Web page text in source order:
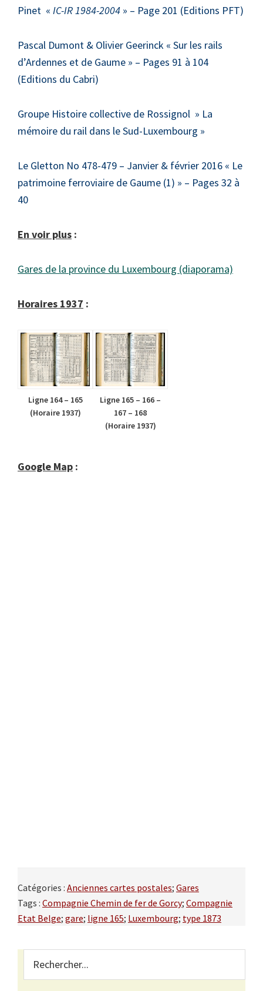
Pinet « IC-IR 1984-2004 » – Page 201 (Editions PFT)
Pascal Dumont & Olivier Geerinck « Sur les rails
d’Ardennes et de Gaume » – Pages 91 à 104
(Editions du Cabri)
Groupe Histoire collective de Rossignol » La
mémoire du rail dans le Sud-Luxembourg »
Le Gletton No 478-479 – Janvier & février 2016 « Le
patrimoine ferroviaire de Gaume (1) » – Pages 32 à
40
En voir plus :
Gares de la province du Luxembourg (diaporama)
Horaires 1937 :
Ligne 164 – 165
(Horaire 1937)
Ligne 165 – 166 –
167 – 168
(Horaire 1937)
Google Map :
Catégories : Anciennes cartes postales; Gares
Tags : Compagnie Chemin de fer de Gorcy; Compagnie
Etat Belge; gare; ligne 165; Luxembourg; type 1873
Primary
Sidebar